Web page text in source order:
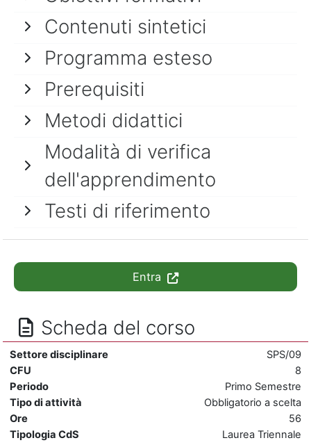
Contenuti sintetici
Programma esteso
Prerequisiti
Metodi didattici
Modalità di verifica
dell'apprendimento
Testi di riferimento
Entra
Scheda del corso
Settore disciplinare
SPS/09
CFU
8
Periodo
Primo Semestre
Tipo di attività
Obbligatorio a scelta
Ore
56
Tipologia CdS
Laurea Triennale